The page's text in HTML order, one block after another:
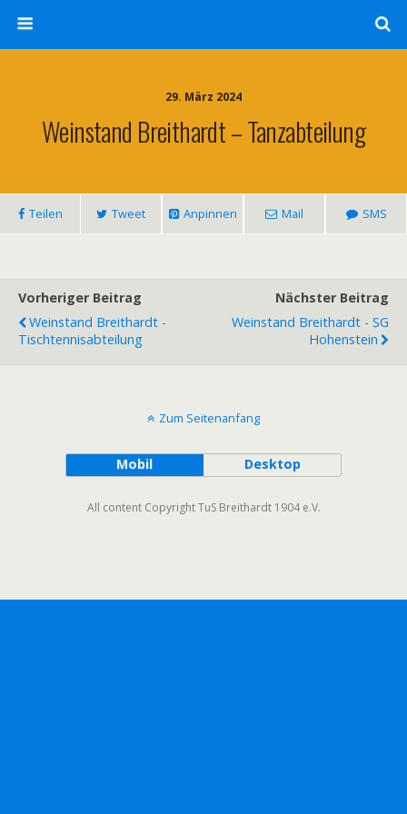
29. März 2024
Weinstand Breithardt – Tanzabteilung
Teilen Tweet Anpinnen Mail SMS
Vorheriger Beitrag
Weinstand Breithardt -
Tischtennisabteilung
Nächster Beitrag
Weinstand Breithardt - SG
Hohenstein
Zum Seitenanfang
Mobil Desktop
All content Copyright TuS Breithardt 1904 e.V.